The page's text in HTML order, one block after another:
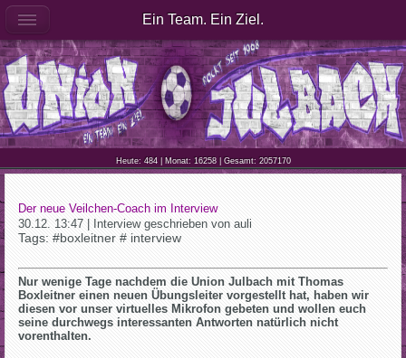
Heute: 484 | Monat: 16258 | Gesamt: 2057170
Der neue Veilchen-Coach im Interview
30.12. 13:47 | Interview geschrieben von auli
Tags: #boxleitner # interview
Nur wenige Tage nachdem die Union Julbach mit Thomas
Boxleitner einen neuen Übungsleiter vorgestellt hat, haben wir
diesen vor unser virtuelles Mikrofon gebeten und wollen euch
seine durchwegs interessanten Antworten natürlich nicht
vorenthalten.
Ein Team. Ein Ziel.